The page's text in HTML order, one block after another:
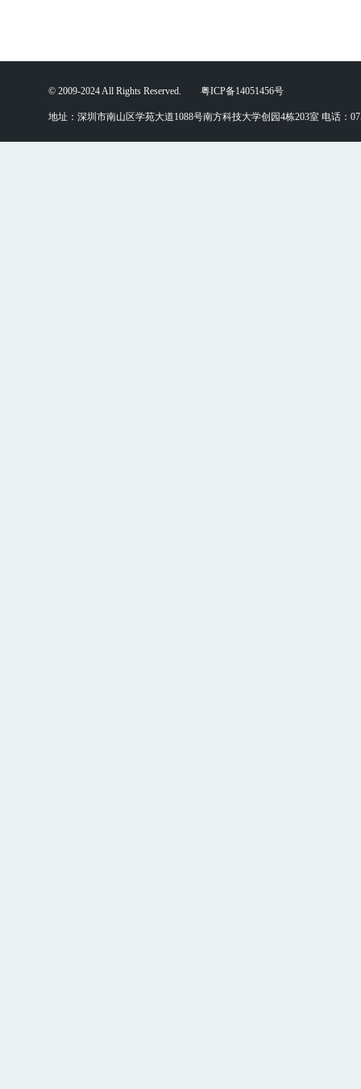
© 2009-2024 All Rights Reserved. 粤ICP备14051456号
地址：深圳市南山区学苑大道1088号南方科技大学创园4栋203室 电话：